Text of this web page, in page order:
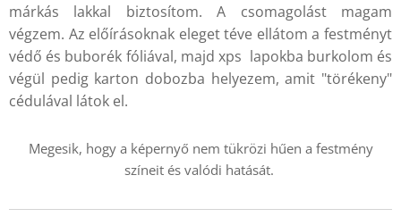
márkás lakkal biztosítom. A csomagolást magam
végzem. Az előírásoknak eleget téve ellátom a festményt
védő és buborék fóliával, majd xps lapokba burkolom és
végül pedig karton dobozba helyezem, amit "törékeny"
cédulával látok el.
Megesik, hogy a képernyő nem tükrözi hűen a festmény
színeit és valódi hatását.